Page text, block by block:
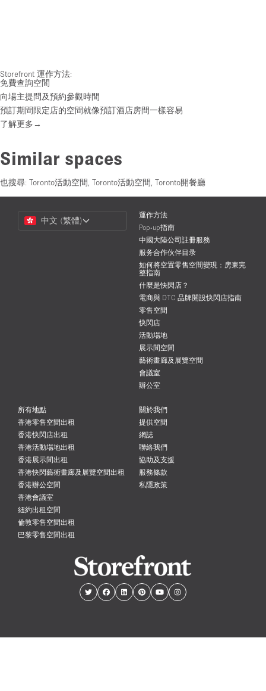
Storefront 運作方法:
免費查詢空間
向場主提問及預約參觀時間
預訂期間限定店的空間就像預訂酒店房間一樣容易
了解更多→
Similar spaces
也搜尋: Toronto活動空間 Toronto活動空間 Toronto開餐廳
Choose
Language
中文 (繁體)
運作方法
Pop-up指南
中國大陸公司註冊服務
服务合作伙伴目录
如何將空置零售空間變現：房東完
整指南
什麼是快閃店？
電商與 DTC 品牌開設快閃店指南
零售空間
快閃店
活動場地
展示間空間
藝術畫廊及展覽空間
會議室
辦公室
所有地點
香港零售空間出租
香港快閃店出租
香港活動場地出租
香港展示間出租
香港快閃藝術畫廊及展覽空間出租
香港辦公空間
香港會議室
紐約出租空間
倫敦零售空間出租
巴黎零售空間出租
關於我們
提供空間
網誌
聯絡我們
協助及支援
服務條款
私隱政策